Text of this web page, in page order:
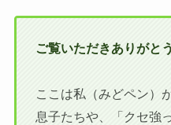
ご覧いただきありがと
ここは私（みどペン）
息子たちや、「クセ強